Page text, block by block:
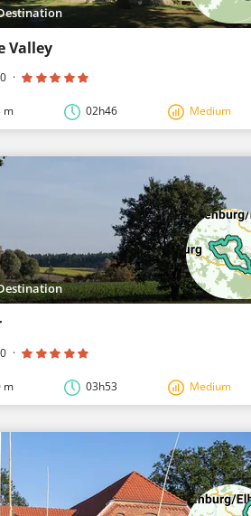
Valley
0 ·
m 02h46 Medium
0 ·
m 03h53 Medium